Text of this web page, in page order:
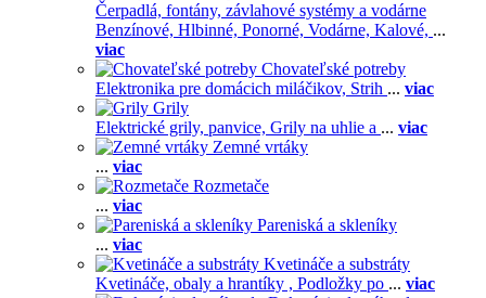
Čerpadlá, fontány, závlahové systémy a vodárne
Benzínové, Hlbinné, Ponorné, Vodárne, Kalové, ...
viac
Chovateľské potreby
Elektronika pre domácich miláčikov, Strih ... viac
Grily
Elektrické grily, panvice, Grily na uhlie a ... viac
Zemné vrtáky
... viac
Rozmetače
... viac
Pareniská a skleníky
... viac
Kvetináče a substráty
Kvetináče, obaly a hrantíky , Podložky po ... viac